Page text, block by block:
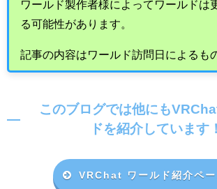
ワールド製作者様によってワールドは
る可能性があります。
記事の内容はワールド訪問日によるも
このブログでは他にも
ドを紹介しています！
VRChat ワールド紹介ペー